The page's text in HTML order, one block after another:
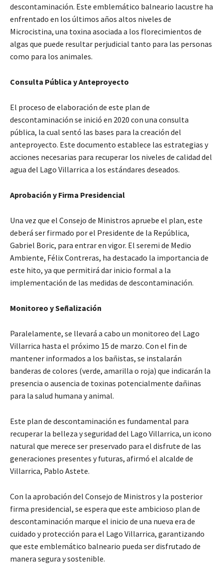
descontaminación. Este emblemático balneario lacustre ha
enfrentado en los últimos años altos niveles de
Microcistina, una toxina asociada a los florecimientos de
algas que puede resultar perjudicial tanto para las personas
como para los animales.
Consulta Pública y Anteproyecto
El proceso de elaboración de este plan de
descontaminación se inició en 2020 con una consulta
pública, la cual sentó las bases para la creación del
anteproyecto. Este documento establece las estrategias y
acciones necesarias para recuperar los niveles de calidad del
agua del Lago Villarrica a los estándares deseados.
Aprobación y Firma Presidencial
Una vez que el Consejo de Ministros apruebe el plan, este
deberá ser firmado por el Presidente de la República,
Gabriel Boric, para entrar en vigor. El seremi de Medio
Ambiente, Félix Contreras, ha destacado la importancia de
este hito, ya que permitirá dar inicio formal a la
implementación de las medidas de descontaminación.
Monitoreo y Señalización
Paralelamente, se llevará a cabo un monitoreo del Lago
Villarrica hasta el próximo 15 de marzo. Con el fin de
mantener informados a los bañistas, se instalarán
banderas de colores (verde, amarilla o roja) que indicarán la
presencia o ausencia de toxinas potencialmente dañinas
para la salud humana y animal.
Este plan de descontaminación es fundamental para
recuperar la belleza y seguridad del Lago Villarrica, un icono
natural que merece ser preservado para el disfrute de las
generaciones presentes y futuras, afirmó el alcalde de
Villarrica, Pablo Astete.
Con la aprobación del Consejo de Ministros y la posterior
firma presidencial, se espera que este ambicioso plan de
descontaminación marque el inicio de una nueva era de
cuidado y protección para el Lago Villarrica, garantizando
que este emblemático balneario pueda ser disfrutado de
manera segura y sostenible.